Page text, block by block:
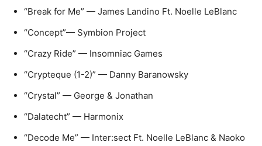
“Break for Me” — James Landino Ft. Noelle LeBlanc
“Concept”— Symbion Project
“Crazy Ride” — Insomniac Games
“Crypteque (1-2)” — Danny Baranowsky
“Crystal” — George & Jonathan
“Dalatecht” — Harmonix
“Decode Me” — Inter:sect Ft. Noelle LeBlanc & Naoko